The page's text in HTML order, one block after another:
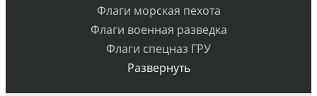
Флаги морская пехота
Флаги военная разведка
Флаги спецназ ГРУ
Развернуть